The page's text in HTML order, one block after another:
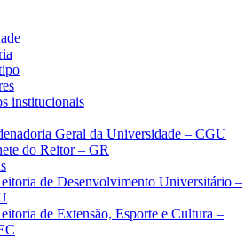
Portal Unicamp
institucionais
Geral da Universidade – CGU
do Reitor – GR
de Desenvolvimento Universitário –
de Extensão, Esporte e Cultura –